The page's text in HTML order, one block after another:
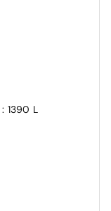
: 1390 L